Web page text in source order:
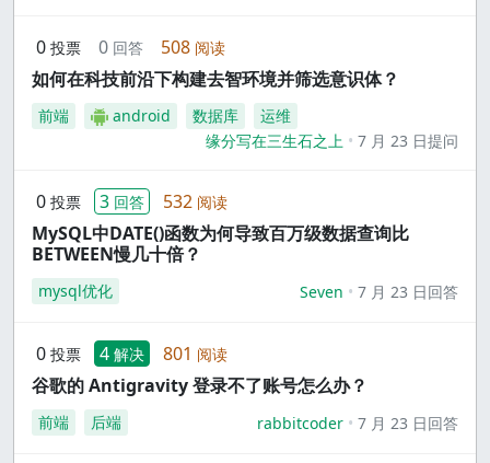
0 投票 0 回答 508 阅读
如何在科技前沿下构建去智环境并筛选意识体？
前端 android 数据库
运维
缘分写在三生石之上
7 月 23 日提问
0 投票 3 回答 532 阅读
MySQL中DATE()函数为何导致百万级数据查询比
BETWEEN慢几十倍？
mysql优化 Seven 7 月 23 日回答
0 投票 4 解决 801 阅读
谷歌的 Antigravity 登录不了账号怎么办？
前端 后端 rabbitcoder 7 月 23 日回答